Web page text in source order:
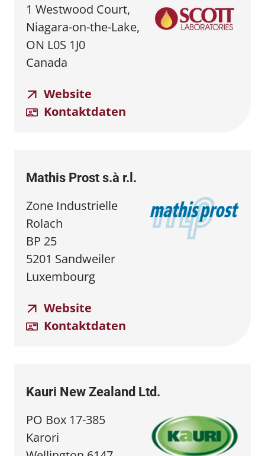
1 Westwood Court,
Niagara-on-the-Lake,
ON L0S 1J0
Canada
Website
Kontaktdaten
Mathis Prost s.à r.l.
Zone Industrielle
Rolach
BP 25
5201 Sandweiler
Luxembourg
Website
Kontaktdaten
Kauri New Zealand Ltd.
PO Box 17-385
Karori